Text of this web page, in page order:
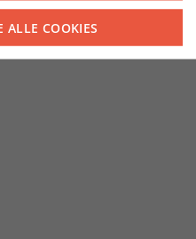
ALLE COOKIES